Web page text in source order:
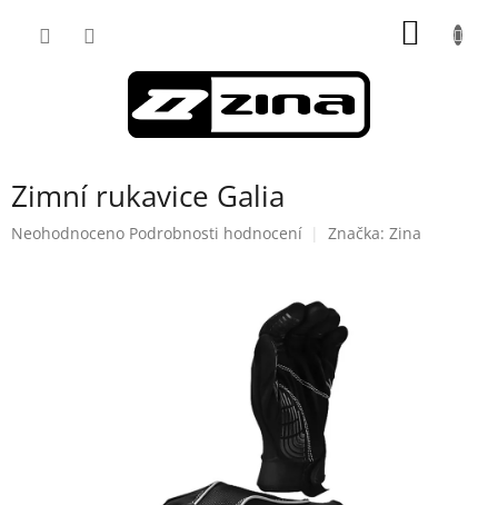
Zimní rukavice Galia
Průměrné
Neohodnoceno Podrobnosti hodnocení Značka: Zina